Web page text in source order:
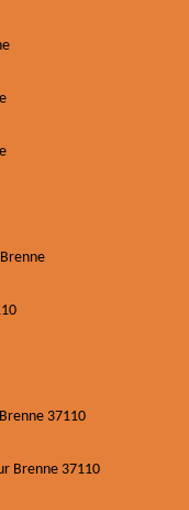
37110
Brenne 37110